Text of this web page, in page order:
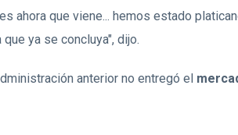
ahora que viene... hemos estado
ya se concluya", dijo.
anterior no entregó el